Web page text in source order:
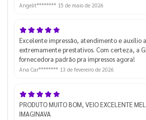
Angelit******** 15 de maio de 2026
Excelente impressão, atendimento e auxílio
extremamente prestativos. Com certeza, a
fornecedora padrão pra impressos agora!
Ana Car******** 13 de fevereiro de 2026
PRODUTO MUITO BOM, VEIO EXCELENTE
IMAGINAVA